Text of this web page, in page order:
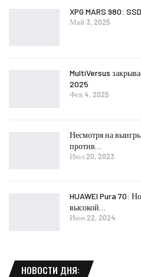
XPG MARS 980:
Май 3, 2025
MultiVersus
2025
Фев 4, 2025
Несмотря на
против…
Июл 20, 2023
HUAWEI Pura 70:
высокой…
Июн 22, 2024
НОВОСТИ ДНЯ: